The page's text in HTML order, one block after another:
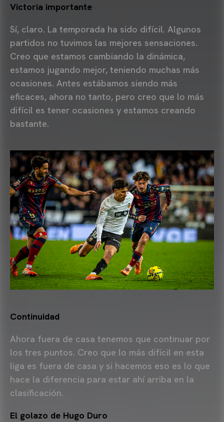
Victoria importante
Sí, claro. La temporada ha sido difícil. Algunos
partidos no tuvimos las mejores sensaciones.
Creo que estamos cambiando la dinámica,
estamos jugando mejor, teniendo muchas más
ocasiones. Antes estábamos siendo más
eficaces, ahora no tanto, pero creo que lo más
difícil es tener ocasiones y estamos creando
bastante.
Continuidad
Ahora fuera de casa tenemos que continuar por
los tres puntos. Creo que lo más difícil en esta
liga es fuera de casa y si hacemos eso es lo que
hace la diferencia para estar ahí arriba en la
clasificación.
El golazo de Hugo Duro